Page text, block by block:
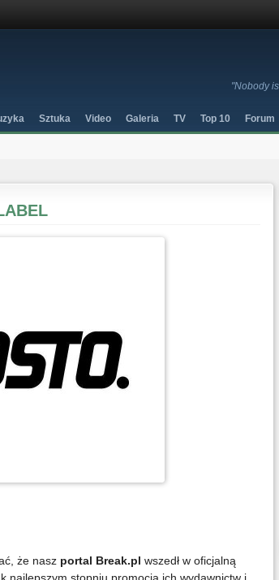
"Nobody
Sztuka Video Galeria TV Top 10 Forum
że nasz portal Break.pl wszedł w oficjalną